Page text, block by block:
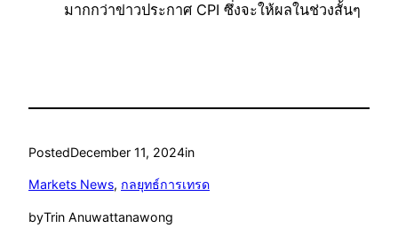
มากกว่าข่าวประกาศ CPI ซึ่งจะให้ผลในช่วงสั้นๆ
PostedDecember 11, 2024in
Markets News, กลยุทธ์การเทรด
byTrin Anuwattanawong